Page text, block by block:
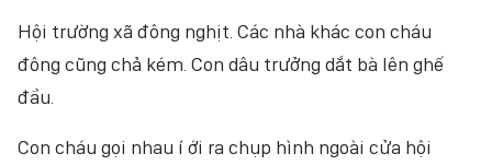
Hội trường xã đông nghịt. Các nhà khác con cháu
đông cũng chả kém. Con dâu trưởng dắt bà lên ghế
đầu.
Con cháu gọi nhau í ới ra chụp hình ngoài cửa hội